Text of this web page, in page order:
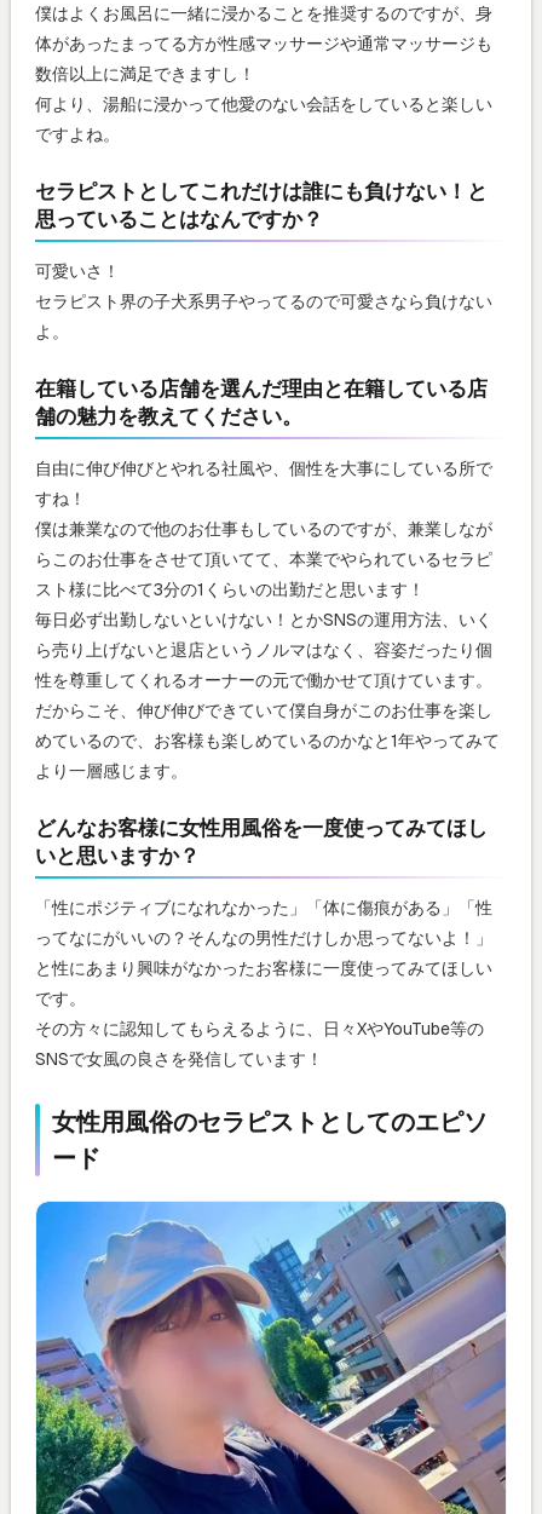
僕はよくお風呂に一緒に浸かることを推奨するのですが、身
体があったまってる方が性感マッサージや通常マッサージも
数倍以上に満足できますし！
何より、湯船に浸かって他愛のない会話をしていると楽しい
ですよね。
セラピストとしてこれだけは誰にも負けない！と
思っていることはなんですか？
可愛いさ！
セラピスト界の子犬系男子やってるので可愛さなら負けない
よ。
在籍している店舗を選んだ理由と在籍している店
舗の魅力を教えてください。
自由に伸び伸びとやれる社風や、個性を大事にしている所で
すね！
僕は兼業なので他のお仕事もしているのですが、兼業しなが
らこのお仕事をさせて頂いてて、本業でやられているセラピ
スト様に比べて3分の1くらいの出勤だと思います！
毎日必ず出勤しないといけない！とかSNSの運用方法、いく
ら売り上げないと退店というノルマはなく、容姿だったり個
性を尊重してくれるオーナーの元で働かせて頂けています。
だからこそ、伸び伸びできていて僕自身がこのお仕事を楽し
めているので、お客様も楽しめているのかなと1年やってみて
より一層感じます。
どんなお客様に女性用風俗を一度使ってみてほし
いと思いますか？
「性にポジティブになれなかった」「体に傷痕がある」「性
ってなにがいいの？そんなの男性だけしか思ってないよ！」
と性にあまり興味がなかったお客様に一度使ってみてほしい
です。
その方々に認知してもらえるように、日々XやYouTube等の
SNSで女風の良さを発信しています！
女性用風俗のセラピストとしてのエピソ
ード